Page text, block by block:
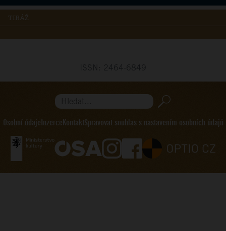
TIRÁŽ
Hledat...
Osobní údajeInzerceKontaktSpravovat souhlas s nastavením osobních údajů